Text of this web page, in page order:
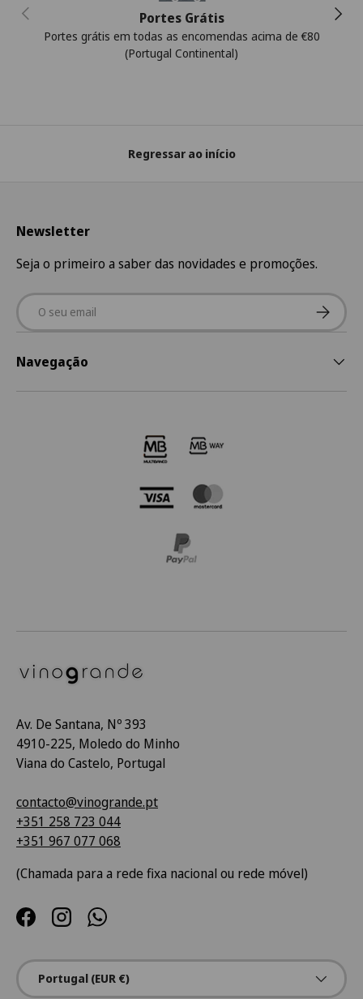
Anterior Portes Grátis
Portes grátis em todas as encomendas acima de €80
(Portugal Continental)
Regressar ao início
Newsletter
Seja o primeiro a saber das novidades e promoções.
Email
Navegação
Av. De Santana, Nº 393
4910-225, Moledo do Minho
Viana do Castelo, Portugal
contacto@vinogrande.pt
+351 258 723 044
+351 967 077 068
(Chamada para a rede fixa nacional ou rede móvel)
FacebookInstagramWhatsApp
País/Região
Portugal (EUR €)